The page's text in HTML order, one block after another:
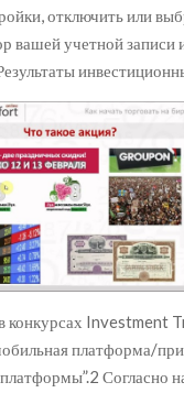
отключить или
вашей учетной записи
конкурсах Investment
платформа/
Согласно